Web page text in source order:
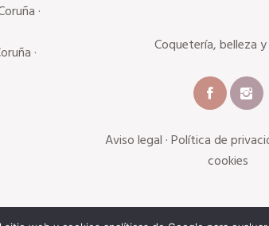
·
·
Coquetería, belleza
Aviso legal ·Política de
cookies